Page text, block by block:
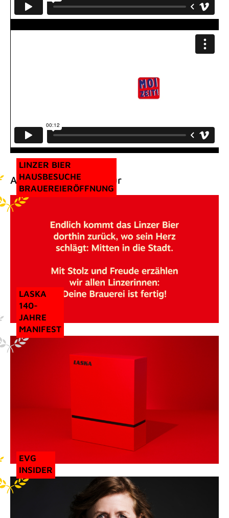
Außerdem Prämiert für
LINZER BIER
HAUSBESUCHE
BRAUEREIERÖFFNUNG
LASKA
140-
JAHRE
MANIFEST
EVG
INSIDER